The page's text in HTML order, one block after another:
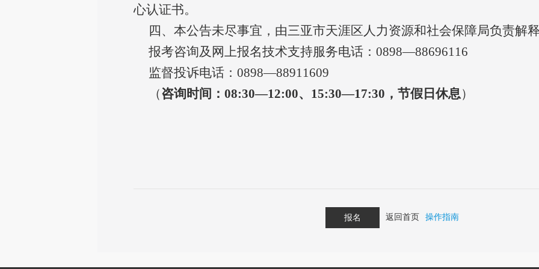
心认证书。
四、本公告未尽事宜，由三亚市天涯区人力资源和社会保障局负责解
报考咨询及网上报名技术支持服务电话： 0898—88696116
监督投诉电话： 0898—88911609
（咨询时间： 08:30—12:00、15:30—17:30，节假日休息）
报名 返回首页 操作指南